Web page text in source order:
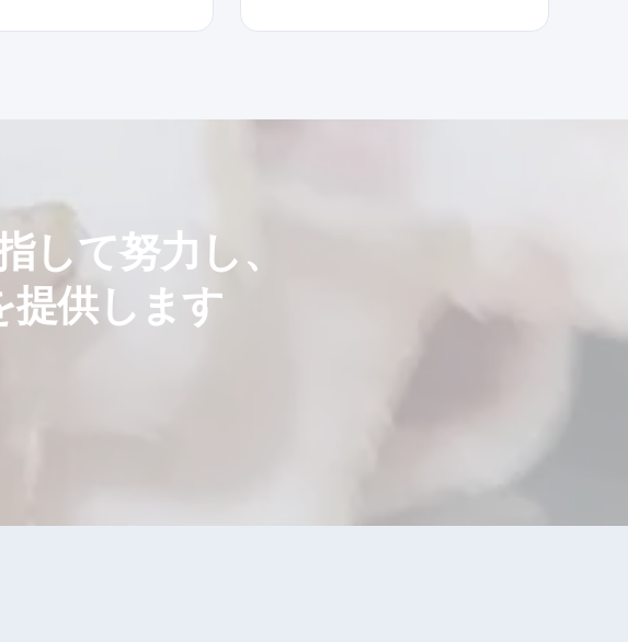
して努力し、
提供します